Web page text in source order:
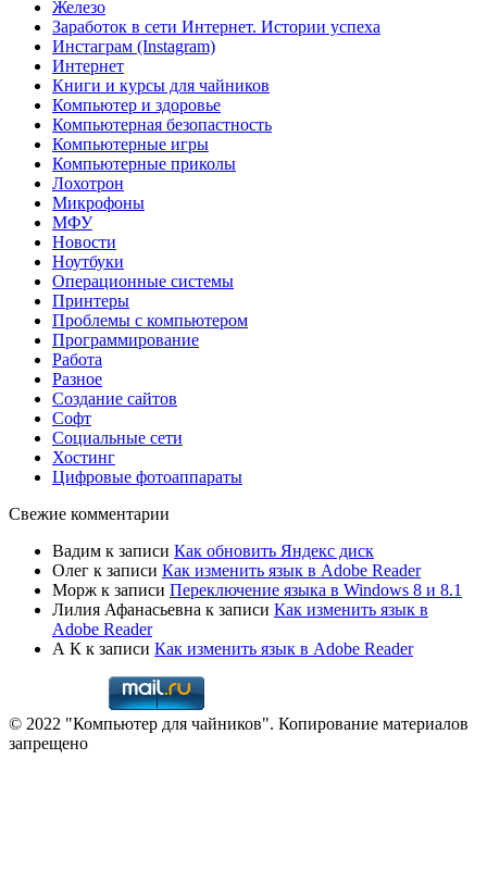
Железо
Заработок в сети Интернет. Истории успеха
Инстаграм (Instagram)
Интернет
Книги и курсы для чайников
Компьютер и здоровье
Компьютерная безопастность
Компьютерные игры
Компьютерные приколы
Лохотрон
Микрофоны
МФУ
Новости
Ноутбуки
Операционные системы
Принтеры
Проблемы с компьютером
Программирование
Работа
Разное
Создание сайтов
Софт
Социальные сети
Хостинг
Цифровые фотоаппараты
Свежие комментарии
Вадим к записи Как обновить Яндекс диск
Олег к записи Как изменить язык в Adobe Reader
Морж к записи Переключение языка в Windows 8 и 8.1
Лилия Афанасьевна к записи Как изменить язык в
Adobe Reader
А К к записи Как изменить язык в Adobe Reader
© 2022 "Компьютер для чайников". Копирование материалов
запрещено